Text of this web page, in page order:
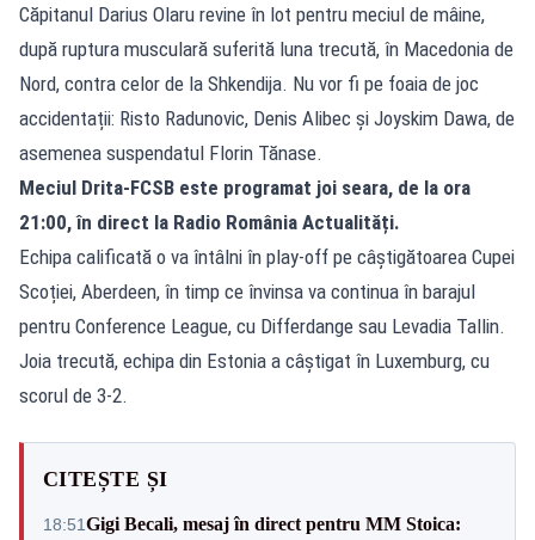
Căpitanul Darius Olaru revine în lot pentru meciul de mâine,
după ruptura musculară suferită luna trecută, în Macedonia de
Nord, contra celor de la Shkendija. Nu vor fi pe foaia de joc
accidentații: Risto Radunovic, Denis Alibec și Joyskim Dawa, de
asemenea suspendatul Florin Tănase.
Meciul Drita-FCSB este programat joi seara, de la ora
21:00, în direct la Radio România Actualități.
Echipa calificată o va întâlni în play-off pe câștigătoarea Cupei
Scoției, Aberdeen, în timp ce învinsa va continua în barajul
pentru Conference League, cu Differdange sau Levadia Tallin.
Joia trecută, echipa din Estonia a câștigat în Luxemburg, cu
scorul de 3-2.
CITEȘTE ȘI
18:51Gigi Becali, mesaj în direct pentru MM Stoica: